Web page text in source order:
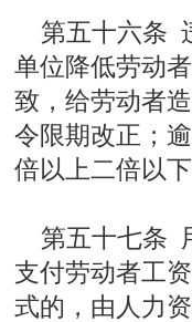
第五十六条
单位降低劳动
致，给劳动者
令限期改正；
倍以上二倍以
第五十七条
支付劳动者工
式的，由人力